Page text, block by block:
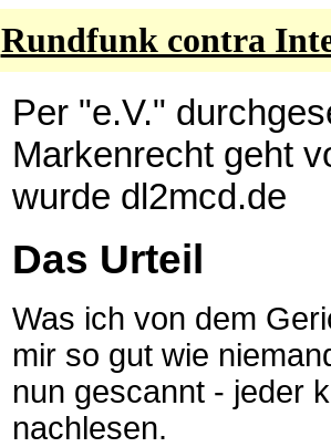
Rundfunk contra
Per "e.V."
Markenrecht geht
wurde dl2mcd.de
Das Urteil
Was ich von dem
mir so gut wie
nun gescannt - jeder
nachlesen.